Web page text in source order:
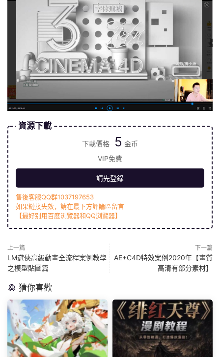
資源下載
下載價格 5 金币
VIP免費
請先登錄
售後客服QQ群1037197653
如果鏈接失效，請在最下方評論區留言
【最好别用百度浏覽器和QQ浏覽器】
上一篇
LM遊俠高級動畫全流程案例教學
之模型貼圖篇
下一篇
AE+C4D特效案例2020年【畫質
高清有部分素材】
猜你喜歡